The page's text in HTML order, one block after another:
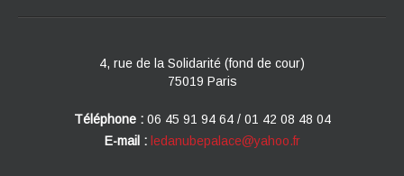
4, rue de la Solidarité (fond de cour)
75019 Paris
Téléphone : 06 45 91 94 64 / 01 42 08 48 04
E-mail : ledanubepalace@yahoo.fr